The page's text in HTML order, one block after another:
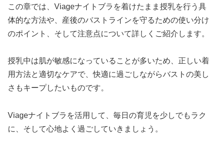
この章では、Viageナイトブラを着けたまま授乳を行う具
体的な方法や、産後のバストラインを守るための使い分け
のポイント、そして注意点について詳しくご紹介します。
授乳中は肌が敏感になっていることが多いため、正しい着
用方法と適切なケアで、快適に過ごしながらバストの美し
さもキープしたいものです。
Viageナイトブラを活用して、毎日の育児を少しでもラク
に、そして心地よく過ごしていきましょう。